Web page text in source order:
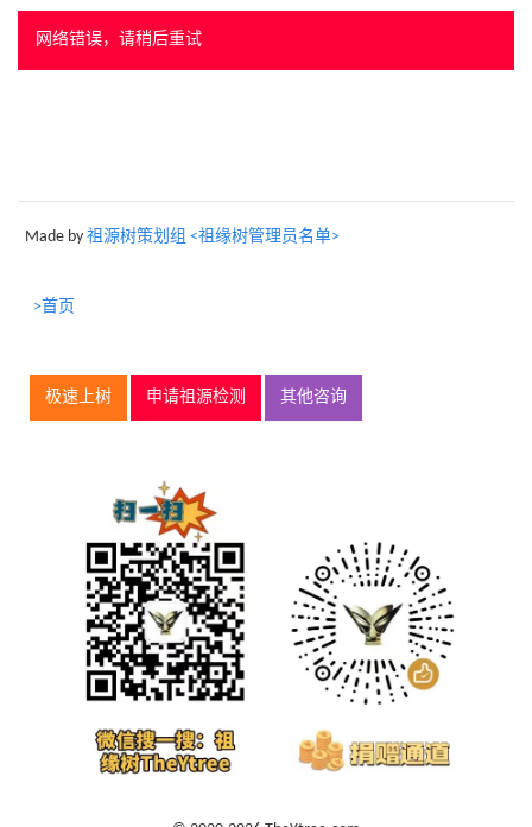
网络错误，请稍后重试
Made by 祖源树策划组 <祖缘树管理员名单>
>首页
极速上树 申请祖源检测 其他咨询